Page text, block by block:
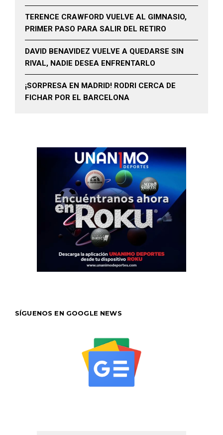
TERENCE CRAWFORD VUELVE AL GIMNASIO,
PRIMER PASO PARA SALIR DEL RETIRO
DAVID BENAVIDEZ VUELVE A QUEDARSE SIN
RIVAL, NADIE DESEA ENFRENTARLO
¡SORPRESA EN MADRID! RODRI CERCA DE
FICHAR POR EL BARCELONA
SÍGUENOS EN GOOGLE NEWS